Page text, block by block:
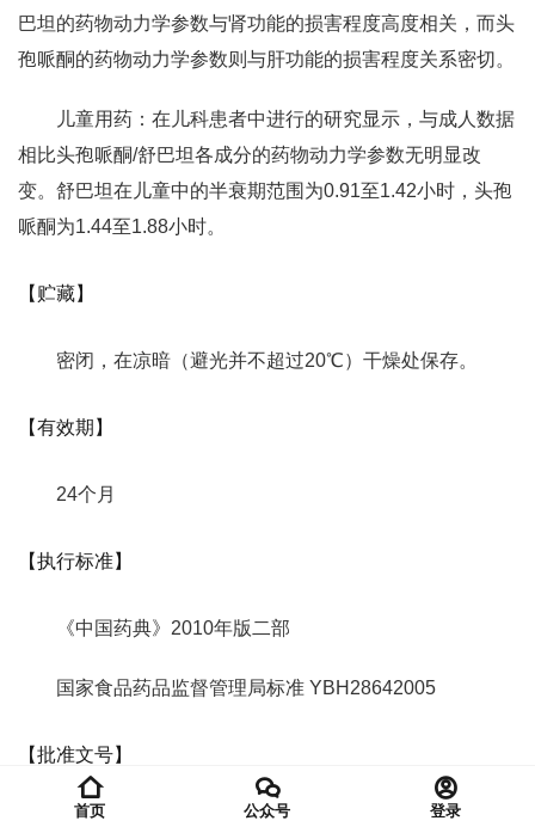
巴坦的药物动力学参数与肾功能的损害程度高度相关，而头
孢哌酮的药物动力学参数则与肝功能的损害程度关系密切。
儿童用药：在儿科患者中进行的研究显示，与成人数据
相比头孢哌酮/舒巴坦各成分的药物动力学参数无明显改
变。舒巴坦在儿童中的半衰期范围为0.91至1.42小时，头孢
哌酮为1.44至1.88小时。
【贮藏】
密闭，在凉暗（避光并不超过20℃）干燥处保存。
【有效期】
24个月
【执行标准】
《中国药典》2010年版二部
国家食品药品监督管理局标准 YBH28642005
【批准文号】
国药准字 H20058068（广州白云山）
首页 公众号 登录